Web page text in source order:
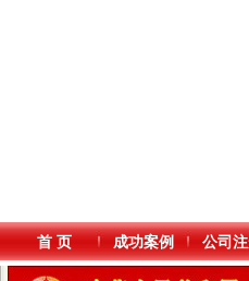
首 页 成功案例 公司